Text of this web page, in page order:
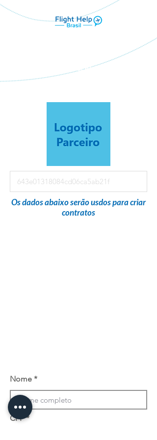
em parceria com
Os dados abaixo serão usdos para criar
contratos
Nome
CPF